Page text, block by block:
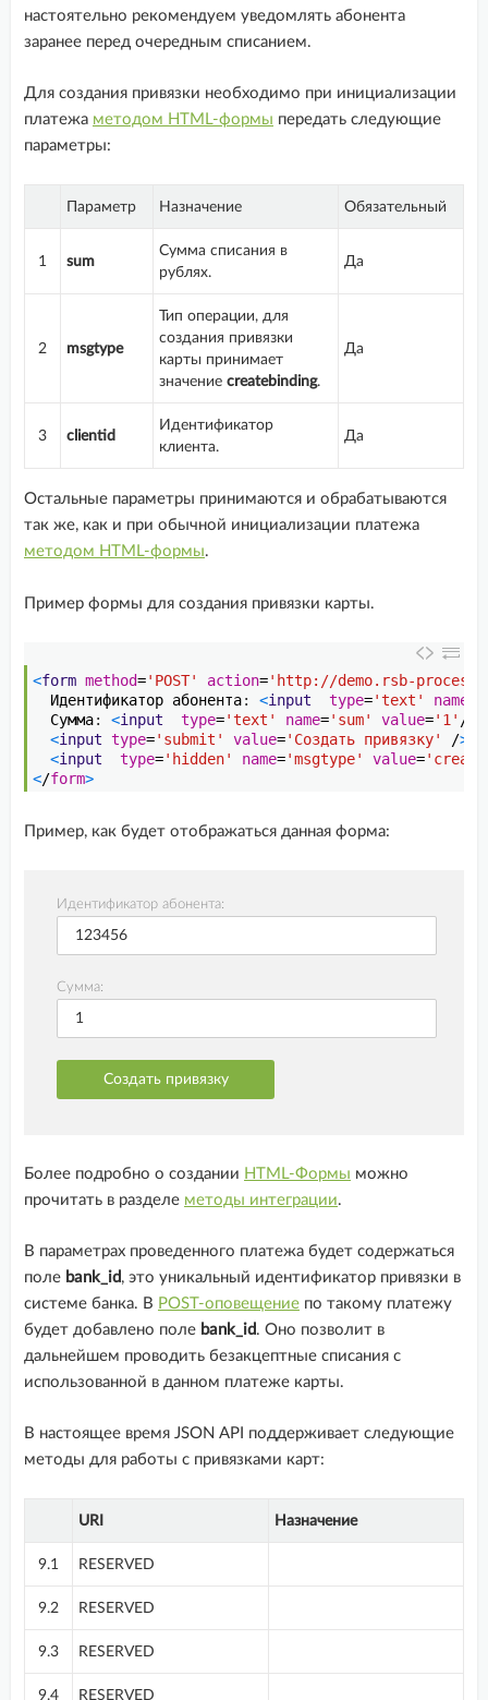
Возможности и примеры
использования
Личный кабинет
Онлайн касса 54-ФЗ
настоятельно рекомендуем уведомлять абонента
заранее перед очередным списанием.
Для создания привязки необходимо при инициализации
платежа методом HTML-формы передать следующие
параметры:
Параметр Назначение Обязательный
1 sum
Сумма списания в
рублях.
Да
2 msgtype
Тип операции, для
создания привязки
карты принимает
значение createbinding.
Да
3 clientid
Идентификатор
клиента.
Да
Остальные параметры принимаются и обрабатываются
так же, как и при обычной инициализации платежа
методом HTML-формы.
Пример формы для создания привязки карты.
<form method='POST' action='http://demo.rsb-
Идентификатор абонента: <input type='text' name
Сумма: <input type='text' name='sum' value='1' /
<input type='submit' value='Создать привязку' />
<input type='hidden' name='msgtype' value=
</form>
Пример, как будет отображаться данная форма:
Идентификатор абонента:
Сумма:
Более подробно о создании HTML-Формы можно
прочитать в разделе методы интеграции.
В параметрах проведенного платежа будет содержаться
полe bank_id, это уникальный идентификатор привязки в
системе банка. В POST-оповещение по такому платежу
будет добавлено полe bank_id. Оно позволит в
дальнейшем проводить безакцептные списания с
использованной в данном платеже карты.
В настоящее время JSON API поддерживает следующие
методы для работы с привязками карт:
URI Назначение
9.1 RESERVED
9.2 RESERVED
9.3 RESERVED
9.4 RESERVED